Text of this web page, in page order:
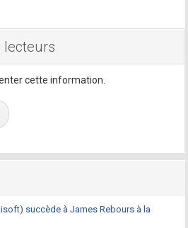
lecteurs
cette information.
succède à James Rebours à la